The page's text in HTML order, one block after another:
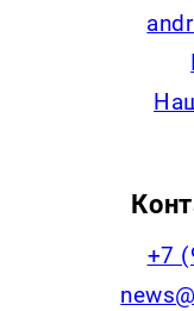
+7